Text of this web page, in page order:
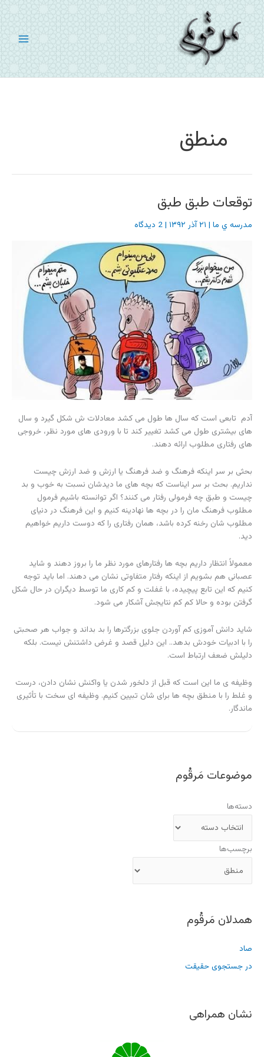
پرش
به
محتوا
منطق
توقعات طبق طبق
مدرسه ي ما | ۲۱ آذر ۱۳۹۲ |2 دیدگاه
آدم تابعی است که سال ها طول می کشد معادلات ش شکل گیرد و سال
های بیشتری طول می کشد تغییر کند تا با ورودی های مورد نظر، خروجی
های رفتاری مطلوب ارائه دهند.
بحثی بر سر اینکه فرهنگ و ضد فرهنگ یا ارزش و ضد ارزش چیست
نداریم. بحث بر سر ایناست که بچه های ما دیدشان نسبت به خوب و بد
چیست و طبق چه فرمولی رفتار می کنند؟ اگر توانسته باشیم فرمول
مطلوب فرهنگ مان را در بچه ها نهادینه کنیم و این فرهنگ در دنیای
مطلوب شان رخنه کرده باشد، همان رفتاری را که دوست داریم خواهیم
دید.
معمولاً انتظار داریم بچه ها رفتارهای مورد نظر ما را بروز دهند و شاید
عصبانی هم بشویم از اینکه رفتار متفاوتی نشان می دهند. اما باید توجه
کنیم که این تابع پیچیده، با غفلت و کم کاری ما توسط دیگران در حال شکل
گرفتن بوده و حالا کم کم نتایجش آشکار می شود.
شاید دانش آموزی کم آوردن جلوی بزرگترها را بد بداند و جواب هر صحبتی
را با ادبیات خودش بدهد.. این دلیل قصد و غرض داشتنش نیست. بلکه
دلیلش ضعف ارتباط است.
وظیفه ی ما این است که قبل از دلخور شدن یا واکنش نشان دادن، درست
و غلط را با منطق بچه ها برای شان تبیین کنیم. وظیفه ای سخت با تأثیری
ماندگار.
موضوعات مَرقُوم
دسته‌ها
برچسب‌ها
همدلان مَرقُوم
صاد
در جستجوی حقیقت
نشان همراهی